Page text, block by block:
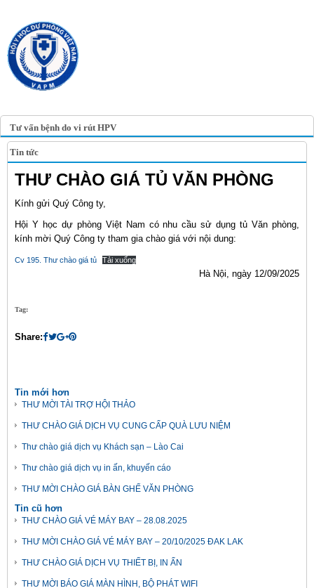
Tư vấn bệnh do vi rút HPV
Tin tức
THƯ CHÀO GIÁ TỦ VĂN PHÒNG
Kính gửi Quý Công ty,
Hội Y học dự phòng Việt Nam có nhu cầu sử dụng tủ Văn phòng,
kính mời Quý Công ty tham gia chào giá với nội dung:
Cv 195. Thư chào giá tủ Tải xuống
Hà Nội, ngày 12/09/2025
Tag:
Share:
Tin mới hơn
THƯ MỜI TÀI TRỢ HỘI THẢO
THƯ CHÀO GIÁ DỊCH VỤ CUNG CẤP QUÀ LƯU NIỆM
Thư chào giá dịch vụ Khách sạn – Lào Cai
Thư chào giá dịch vụ in ấn, khuyến cáo
THƯ MỜI CHÀO GIÁ BÀN GHẾ VĂN PHÒNG
Tin cũ hơn
THƯ CHÀO GIÁ VÉ MÁY BAY – 28.08.2025
THƯ MỜI CHÀO GIÁ VÉ MÁY BAY – 20/10/2025 ĐAK LAK
THƯ CHÀO GIÁ DỊCH VỤ THIẾT BỊ, IN ẤN
THƯ MỜI BÁO GIÁ MÀN HÌNH, BỘ PHÁT WIFI